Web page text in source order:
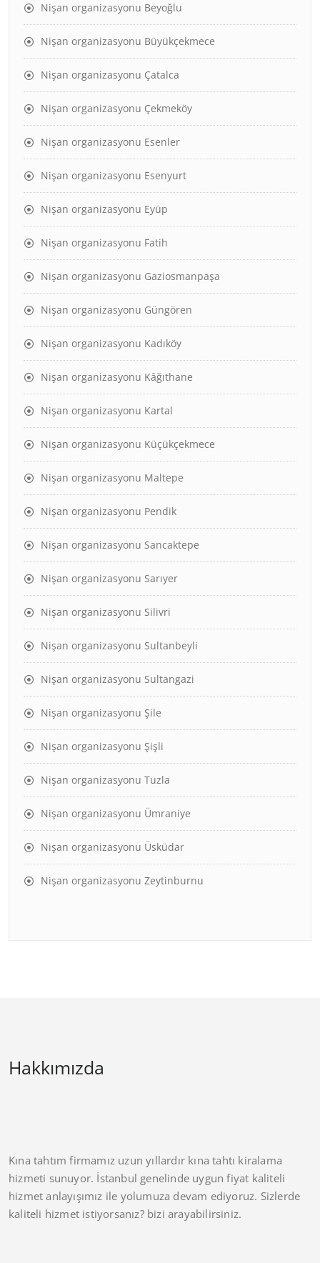
Nişan organizasyonu Beyoğlu
Nişan organizasyonu Büyükçekmece
Nişan organizasyonu Çatalca
Nişan organizasyonu Çekmeköy
Nişan organizasyonu Esenler
Nişan organizasyonu Esenyurt
Nişan organizasyonu Eyüp
Nişan organizasyonu Fatih
Nişan organizasyonu Gaziosmanpaşa
Nişan organizasyonu Güngören
Nişan organizasyonu Kadıköy
Nişan organizasyonu Kâğıthane
Nişan organizasyonu Kartal
Nişan organizasyonu Küçükçekmece
Nişan organizasyonu Maltepe
Nişan organizasyonu Pendik
Nişan organizasyonu Sancaktepe
Nişan organizasyonu Sarıyer
Nişan organizasyonu Silivri
Nişan organizasyonu Sultanbeyli
Nişan organizasyonu Sultangazi
Nişan organizasyonu Şile
Nişan organizasyonu Şişli
Nişan organizasyonu Tuzla
Nişan organizasyonu Ümraniye
Nişan organizasyonu Üsküdar
Nişan organizasyonu Zeytinburnu
Hakkımızda
Kına tahtım firmamız uzun yıllardır kına tahtı kiralama
hizmeti sunuyor. İstanbul genelinde uygun fiyat kaliteli
hizmet anlayışımız ile yolumuza devam ediyoruz. Sizlerde
kaliteli hizmet istiyorsanız? bizi arayabilirsiniz.